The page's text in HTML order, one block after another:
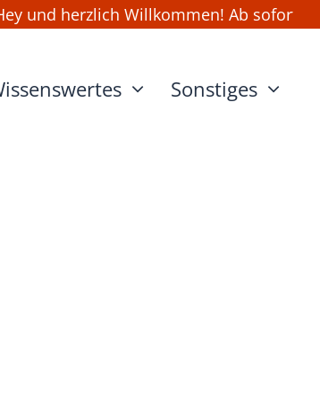
und herzlich Willkommen! Ab sofort
Sonstiges